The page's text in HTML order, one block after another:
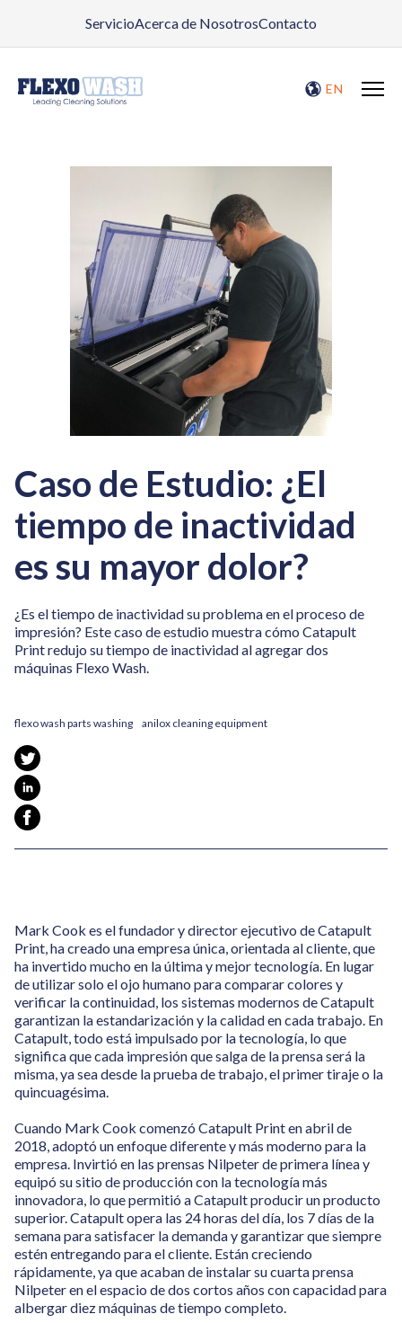
ServicioAcerca de NosotrosContacto
EN
Caso de Estudio: ¿El
tiempo de inactividad
es su mayor dolor?
¿Es el tiempo de inactividad su problema en el proceso de
impresión? Este caso de estudio muestra cómo Catapult
Print redujo su tiempo de inactividad al agregar dos
máquinas Flexo Wash.
flexo wash parts washing anilox cleaning equipment
Mark Cook es el fundador y director ejecutivo de Catapult
Print, ha creado una empresa única, orientada al cliente, que
ha invertido mucho en la última y mejor tecnología. En lugar
de utilizar solo el ojo humano para comparar colores y
verificar la continuidad, los sistemas modernos de Catapult
garantizan la estandarización y la calidad en cada trabajo. En
Catapult, todo está impulsado por la tecnología, lo que
significa que cada impresión que salga de la prensa será la
misma, ya sea desde la prueba de trabajo, el primer tiraje o la
quincuagésima.
Cuando Mark Cook comenzó Catapult Print en abril de
2018, adoptó un enfoque diferente y más moderno para la
empresa. Invirtió en las prensas Nilpeter de primera línea y
equipó su sitio de producción con la tecnología más
innovadora, lo que permitió a Catapult producir un producto
superior. Catapult opera las 24 horas del día, los 7 días de la
semana para satisfacer la demanda y garantizar que siempre
estén entregando para el cliente. Están creciendo
rápidamente, ya que acaban de instalar su cuarta prensa
Nilpeter en el espacio de dos cortos años con capacidad para
albergar diez máquinas de tiempo completo.